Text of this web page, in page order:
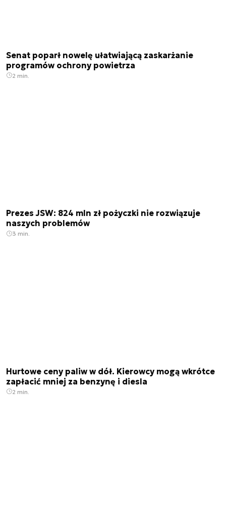
Senat poparł nowelę ułatwiającą zaskarżanie
programów ochrony powietrza
2 min.
Prezes JSW: 824 mln zł pożyczki nie rozwiązuje
naszych problemów
3 min.
Hurtowe ceny paliw w dół. Kierowcy mogą wkrótce
zapłacić mniej za benzynę i diesla
2 min.